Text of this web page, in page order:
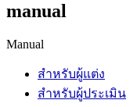
manual
Manual
สำหรับผู้แต่ง
สำหรับผู้ประเมิน